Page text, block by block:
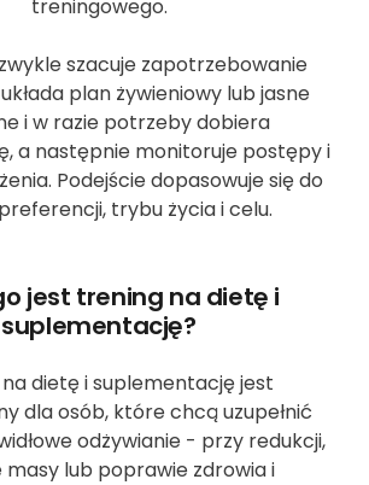
treningowego.
szacuje zapotrzebowanie
plan żywieniowy lub jasne
i w razie potrzeby dobiera
a następnie monitoruje postępy i
Podejście dopasowuje się do
trybu życia i celu.
jest trening na dietę i
suplementację?
dietę i suplementację jest
dla osób, które chcą uzupełnić
odżywianie - przy redukcji,
masy lub poprawie zdrowia i